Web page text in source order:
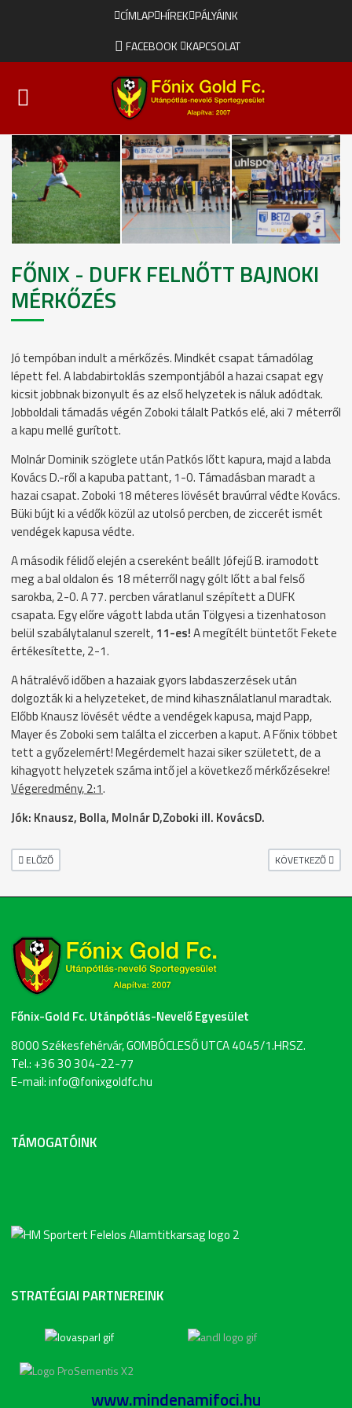
CÍMLAP HÍREK PÁLYÁINK
FACEBOOK KAPCSOLAT
FŐNIX - DUFK FELNŐTT BAJNOKI
MÉRKŐZÉS
Jó tempóban indult a mérkőzés. Mindkét csapat támadólag
lépett fel. A labdabirtoklás szempontjából a hazai csapat egy
kicsit jobbnak bizonyult és az első helyzetek is náluk adódtak.
Jobboldali támadás végén Zoboki tálalt Patkós elé, aki 7 méterről
a kapu mellé gurított.
Molnár Dominik szöglete után Patkós lőtt kapura, majd a labda
Kovács D.-ről a kapuba pattant, 1-0. Támadásban maradt a
hazai csapat. Zoboki 18 méteres lövését bravúrral védte Kovács.
Büki bújt ki a védők közül az utolsó percben, de ziccerét ismét
vendégek kapusa védte.
A második félidő elején a csereként beállt Jófejű B. iramodott
meg a bal oldalon és 18 méterről nagy gólt lőtt a bal felső
sarokba, 2-0. A 77. percben váratlanul szépített a DUFK
csapata. Egy előre vágott labda után Tölgyesi a tizenhatoson
belül szabálytalanul szerelt, 11-es!A megítélt büntetőt Fekete
értékesítette, 2-1.
A hátralévő időben a hazaiak gyors labdaszerzések után
dolgozták ki a helyzeteket, de mind kihasználatlanul maradtak.
Előbb Knausz lövését védte a vendégek kapusa, majd Papp,
Mayer és Zoboki sem találta el ziccerben a kaput. A Főnix többet
tett a győzelemért! Megérdemelt hazai siker született, de a
kihagyott helyzetek száma intő jel a következő mérkőzésekre!
Végeredmény, 2:1.
Jók: Knausz, Bolla, Molnár D,Zoboki ill. KovácsD.
ELŐZŐ CIKK: FŐNIX U14 - CSÁKVÁR
ELŐZŐ KÖVETKEZŐ
KÖVETKEZŐ
Főnix-Gold Fc. Utánpótlás-Nevelő Egyesület
8000 Székesfehérvár, GOMBÓCLESŐ UTCA 4045/1.HRSZ.
Tel.: +36 30 304-22-77
E-mail: info@fonixgoldfc.hu
TÁMOGATÓINK
STRATÉGIAI PARTNEREINK
www.mindenamifoci.hu